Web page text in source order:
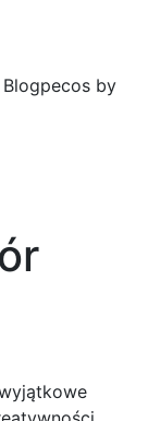
Blogpecos by